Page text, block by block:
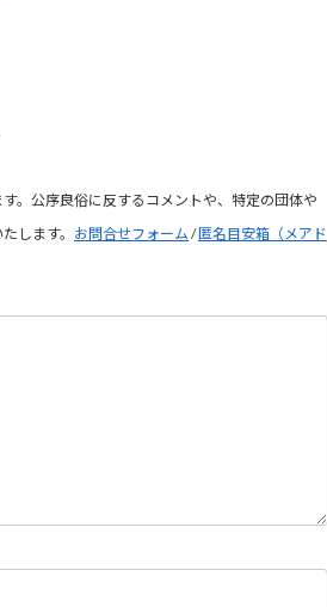
。公序良俗に反するコメントや、特定の団体や
します。 お問合せフォーム /匿名目安箱（メアド